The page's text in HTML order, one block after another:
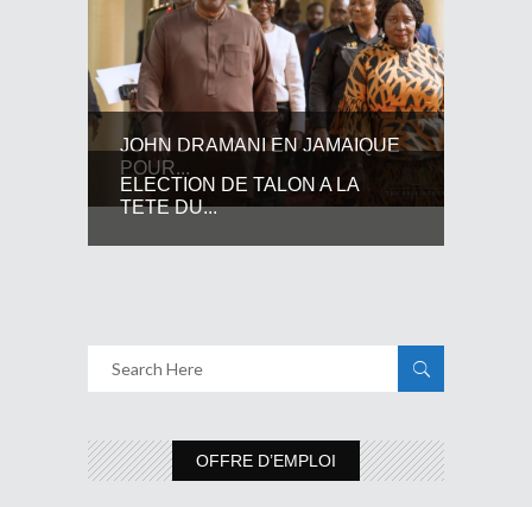
JOHN DRAMANI EN JAMAIQUE
POUR...
ELECTION DE TALON A LA
TETE DU...
OFFRE D’EMPLOI